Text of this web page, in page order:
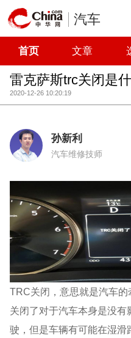
汽车
首页 文章
雷克萨斯trc关闭是
2020-12-26 10:20:19
孙新利
汽车维修技师
TRC关闭，意思就是汽车
关闭了对于汽车本身是没
驶，但是车辆有可能在湿